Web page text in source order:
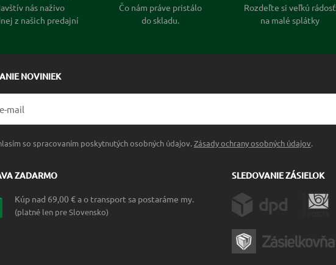
nás naživo
z našich predajní
Čo nám práve pristálo
do skladu.
Rozdeľte si veľkú rádosť
na malé splátky
NOVINIEK
so spracovaním poskytnutých osobných údajov.Zásady ochrany osobných údajov.
ZADARMO
Kúp nad 69,00 € a o transport sa postaráme my.
(platné len pre Slovensko)
SLEDOVANIE ZÁSIELOK